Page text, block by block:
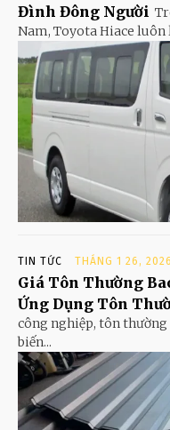
Đình Đông Người
Nam, Toyota Hiace luôn
TIN TỨC THÁNG 1 26, 2026
Giá Tôn Thường
Ứng Dụng Tôn
công nghiệp, tôn thường
biến...